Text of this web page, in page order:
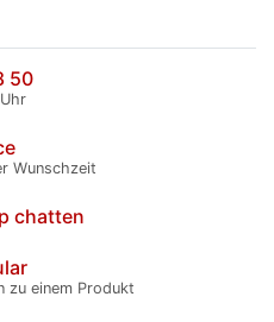
50
Wunschzeit
chatten
zu einem Produkt